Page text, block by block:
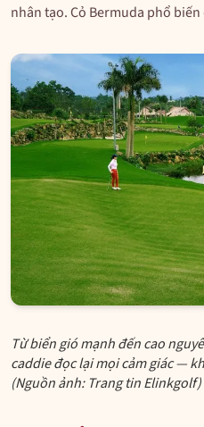
nhân tạo. Cỏ Bermuda phổ
Từ biển gió mạnh đến cao
caddie đọc lại mọi cảm giác —
(Nguồn ảnh: Trang tin Elinkgolf)